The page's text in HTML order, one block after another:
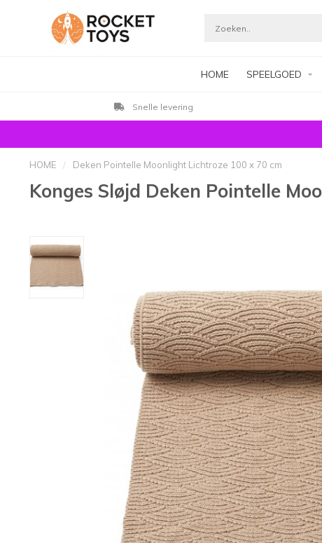
HOME SPEELGOED
Snelle levering
HOME / Deken Pointelle Moonlight Lichtroze 100 x 70 cm
Konges Sløjd Deken Pointelle